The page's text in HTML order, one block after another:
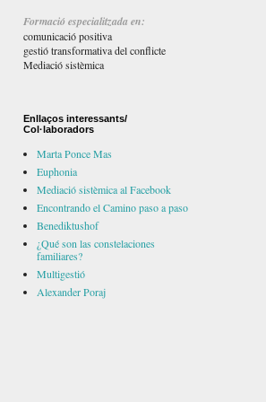
Formació especialitzada en:
comunicació positiva
gestió transformativa del conflicte
Mediació sistèmica
Enllaços interessants/
Col·laboradors
Marta Ponce Mas
Euphonia
Mediació sistèmica al Facebook
Encontrando el Camino paso a paso
Benediktushof
¿Qué son las constelaciones
familiares?
Multigestió
Alexander Poraj